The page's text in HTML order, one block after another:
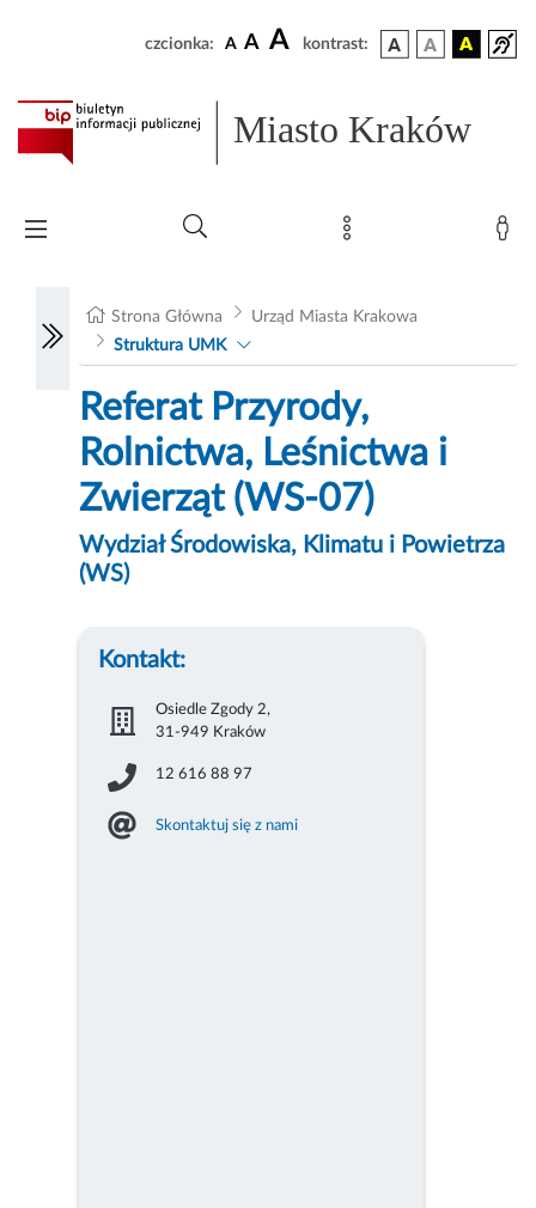
czcionka: A A A kontrast:
Miasto Kraków
Strona Główna
Urząd Miasta Krakowa
Struktura UMK
Referat Przyrody,
Rolnictwa, Leśnictwa i
Zwierząt (WS-07)
Wydział Środowiska, Klimatu i Powietrza
(WS)
Kontakt:
Osiedle Zgody 2,
31-949 Kraków
12 616 88 97
Skontaktuj się z nami